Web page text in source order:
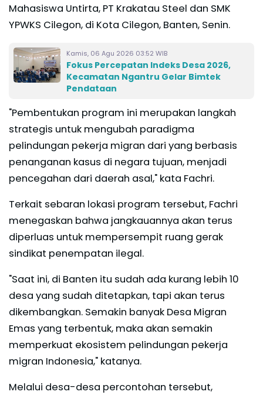
Mahasiswa Untirta, PT Krakatau Steel dan SMK
YPWKS Cilegon, di Kota Cilegon, Banten, Senin.
Kamis, 06 Agu 2026 03:52 WIB
Fokus Percepatan Indeks Desa 2026,
Kecamatan Ngantru Gelar Bimtek
Pendataan
"Pembentukan program ini merupakan langkah
strategis untuk mengubah paradigma
pelindungan pekerja migran dari yang berbasis
penanganan kasus di negara tujuan, menjadi
pencegahan dari daerah asal," kata Fachri.
Terkait sebaran lokasi program tersebut, Fachri
menegaskan bahwa jangkauannya akan terus
diperluas untuk mempersempit ruang gerak
sindikat penempatan ilegal.
"Saat ini, di Banten itu sudah ada kurang lebih 10
desa yang sudah ditetapkan, tapi akan terus
dikembangkan. Semakin banyak Desa Migran
Emas yang terbentuk, maka akan semakin
memperkuat ekosistem pelindungan pekerja
migran Indonesia," katanya.
Melalui desa-desa percontohan tersebut,